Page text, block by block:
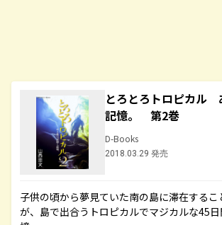
とろとろトロピカル
記憶。 第2巻
D-Books
2018.03.29 発売
子供の頃から夢見ていた南の島に滞在する
が、島で出合うトロピカルでマジカルな45